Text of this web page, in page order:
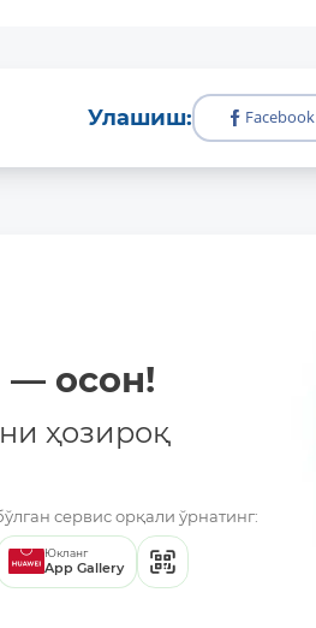
Улашиш: Facebook
осон!
ҳозироқ
сервис орқали ўрнатинг:
Юкланг
App Gallery